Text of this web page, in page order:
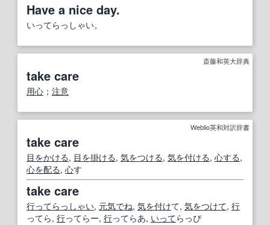
Have a nice day.
いってらっしゃい。
斎藤和英大辞典
take care
用心 ； 注意
Weblio英和対訳辞書
take care
目をかける, 目を掛ける, 気をつける, 気を付ける, 心する,
心を配る, 心す
take care
行ってらっしゃい, 元気でね, 気を付けて, 気をつけて, 行
ってら, 行ってらー, 行ってらあ, いってらっぴ